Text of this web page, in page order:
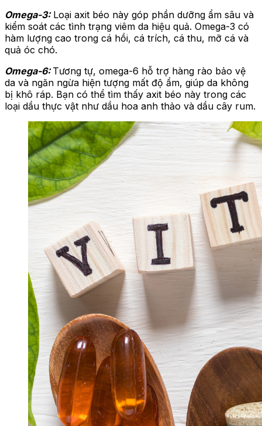
Omega-3:Loại axit béo này góp phần dưỡng ẩm sâu và
kiểm soát các tình trạng viêm da hiệu quả. Omega-3 có
hàm lượng cao trong cá hồi, cá trích, cá thu, mỡ cá và
quả óc chó.
Omega-6:Tương tự, omega-6 hỗ trợ hàng rào bảo vệ
da và ngăn ngừa hiện tượng mất độ ẩm, giúp da không
bị khô ráp. Bạn có thể tìm thấy axit béo này trong các
loại dầu thực vật như dầu hoa anh thảo và dầu cây rum.